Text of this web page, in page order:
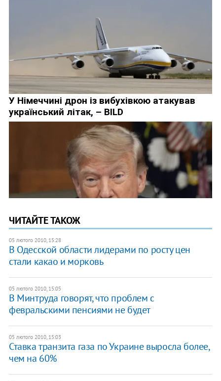
ЧИТАЙТЕ ТАКОЖ
05 лютого 2010, 15:28
В Одесской области лидерами по росту цен
стали какао и морковь
05 лютого 2010, 15:05
В Минтруда говорят, что проблем с
февральскими пенсиями не будет
05 лютого 2010, 15:03
Ставка транзита газа по Украине выросла более,
чем на 60%